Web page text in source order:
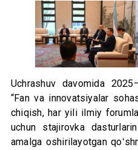
Uchrashuv davomida
“Fan va innovatsiyalar
chiqish, har yili ilmiy
uchun stajirovka
amalga oshirilayotgan